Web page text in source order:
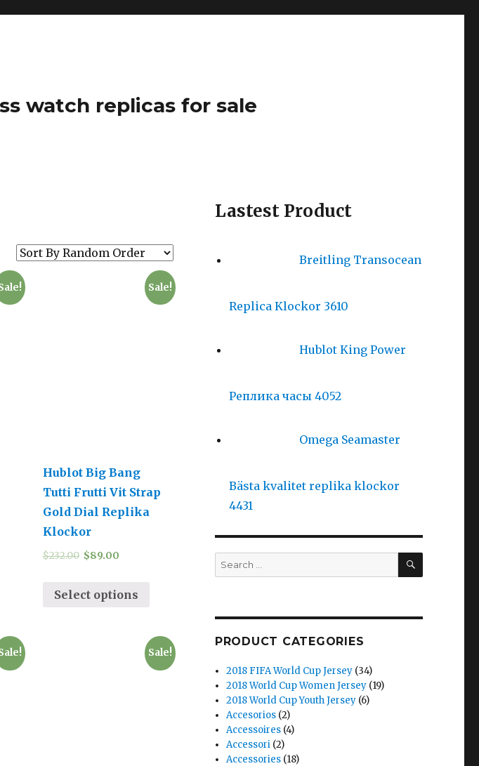
watch replicas for sale
Sale!
Hublot Big Bang
Tutti Frutti Vit Strap
Gold Dial Replika
Klockor
$232.00 $89.00
Select options
Sale!
Lastest Product
Breitling Transocean
Replica Klockor 3610
Hublot King Power
Реплика часы 4052
Omega Seamaster
Bästa kvalitet replika klockor
4431
Search
for:
SEARCH
PRODUCT CATEGORIES
2018 FIFA World Cup Jersey (34)
2018 World Cup Women Jersey (19)
2018 World Cup Youth Jersey (6)
Accesorios (2)
Accessoires (4)
Accessori (2)
Accessories (18)